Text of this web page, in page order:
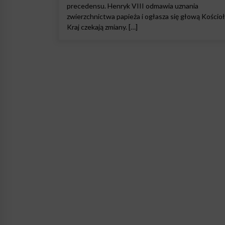
precedensu. Henryk VIII odmawia uznania
zwierzchnictwa papieża i ogłasza się głową
Kraj czekają zmiany. […]